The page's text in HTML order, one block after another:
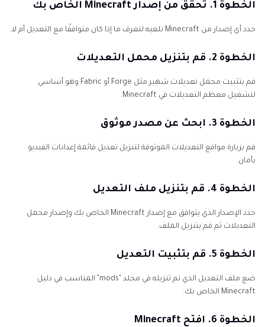
الخطوة 1. تحقق من إصدار Minecraft الخاص بك
حدد أي إصدار من Minecraft تلعبه لتعرف ما إذا كان متوافقًا مع التعديل أم لا.
الخطوة 2. قم بتنزيل محمل التعديلات
قم بتثبيت محمل تعديلات شهير مثل Forge أو Fabric وهو أساسي
لتشغيل معظم التعديلات في Minecraft.
الخطوة 3. ابحث عن مصدر موثوق
قم بزيارة مواقع التعديلات الموثوقة لتنزيل تعديل قائمة إعدادات الفيديو
بأمان.
الخطوة 4. قم بتنزيل ملف التعديل
حدد الإصدار الذي يتوافق مع إصدار Minecraft الخاص بك وإصدار محمل
التعديلات ثم قم بتنزيل الملف.
الخطوة 5. قم بتثبيت التعديل
ضع ملف التعديل الذي تم تنزيله في مجلد "mods" المناسب في دليل
Minecraft الخاص بك.
الخطوة 6. افتح Minecraft